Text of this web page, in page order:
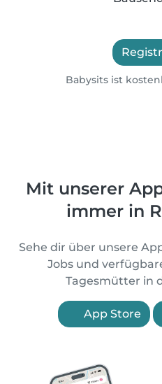
Babysits ist
Mit unserer
immer in
Sehe dir über unsere
Jobs und
Tagesmütter in
App Store